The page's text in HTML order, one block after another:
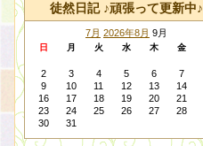
徒然日記 ♪頑張って更新中♪
7月 2026年8月 9月
日 月 火 水 木 金
2
3 4 5 6 7
9
10 11 12 13 14
16
17 18 19 20 21
23
24 25 26 27 28
30
31